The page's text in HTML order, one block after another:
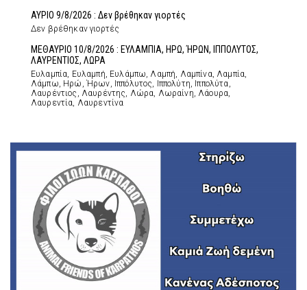
ΑΥΡΙΟ 9/8/2026 : Δεν βρέθηκαν γιορτές
Δεν βρέθηκαν γιορτές
ΜΕΘΑΥΡΙΟ 10/8/2026 : ΕΥΛΑΜΠΙΑ, ΗΡΩ, ΉΡΩΝ, ΙΠΠΟΛΥΤΟΣ,
ΛΑΥΡΕΝΤΙΟΣ, ΛΩΡΑ
Ευλαμπία, Ευλαμπή, Ευλάμπω, Λαμπή, Λαμπίνα, Λαμπία,
Λάμπω, Ηρώ, Ήρων, Ιππόλυτος, Ιππολύτη, Ιππολύτα,
Λαυρέντιος, Λαυρέντης, Λώρα, Λωραίνη, Λάουρα,
Λαυρεντία, Λαυρεντίνα